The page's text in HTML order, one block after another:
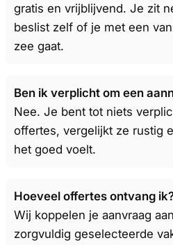
gratis en vrijblijvend. Je zit
beslist zelf of je met een
zee gaat.
Ben ik verplicht om een
Nee. Je bent tot niets
offertes, vergelijkt ze rustig
het goed voelt.
Hoeveel offertes ontvang
Wij koppelen je aanvraag
zorgvuldig geselecteerde